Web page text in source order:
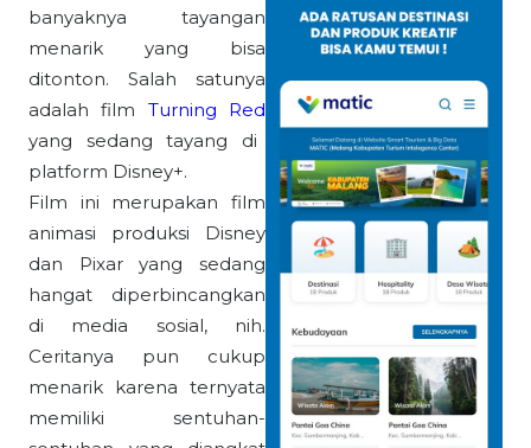
banyaknya tayangan
menarik yang bisa
ditonton. Salah satunya
adalah film Turning Red
yang sedang tayang di
platform Disney+.
Film ini merupakan film
animasi produksi Disney
dan Pixar yang sedang
hangat diperbincangkan
di media sosial, nih.
Ceritanya pun cukup
menarik karena ternyata
memiliki sentuhan-